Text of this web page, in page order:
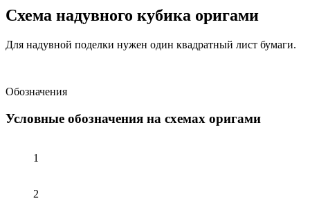
Схема надувного кубика оригами
Для надувной поделки нужен один квадратный лист бумаги.
Обозначения
Условные обозначения на схемах оригами
1
2